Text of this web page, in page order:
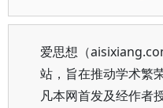
爱思想（
站，旨在推动学术繁
凡本网首发及经作者